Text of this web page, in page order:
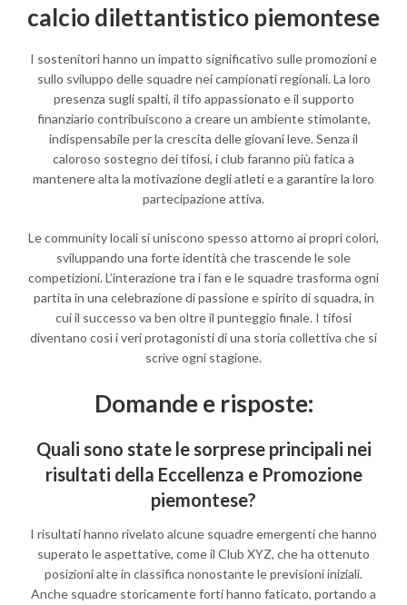
calcio dilettantistico piemontese
I sostenitori hanno un impatto significativo sulle promozioni e
sullo sviluppo delle squadre nei campionati regionali. La loro
presenza sugli spalti, il tifo appassionato e il supporto
finanziario contribuiscono a creare un ambiente stimolante,
indispensabile per la crescita delle giovani leve. Senza il
caloroso sostegno dei tifosi, i club faranno più fatica a
mantenere alta la motivazione degli atleti e a garantire la loro
partecipazione attiva.
Le community locali si uniscono spesso attorno ai propri colori,
sviluppando una forte identità che trascende le sole
competizioni. L’interazione tra i fan e le squadre trasforma ogni
partita in una celebrazione di passione e spirito di squadra, in
cui il successo va ben oltre il punteggio finale. I tifosi
diventano così i veri protagonisti di una storia collettiva che si
scrive ogni stagione.
Domande e risposte:
Quali sono state le sorprese principali nei
risultati della Eccellenza e Promozione
piemontese?
I risultati hanno rivelato alcune squadre emergenti che hanno
superato le aspettative, come il Club XYZ, che ha ottenuto
posizioni alte in classifica nonostante le previsioni iniziali.
Anche squadre storicamente forti hanno faticato, portando a